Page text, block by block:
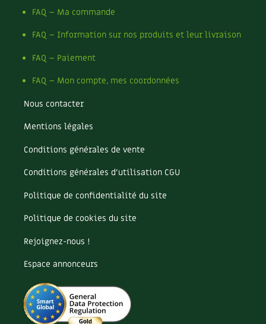
Poireau
Pollinisation
Pollution
Pomme
Potager
Potager en lasagnes
Poules
Prairie fleurie
Purin
Recette
Récup'
Réparation
Reproduction
Restauration
Rocaille
Ronce (ou mûre de jardin)
Roquette
FAQ – Ma commande
FAQ – Information sur nos produits et leur livraison
FAQ – Paiement
FAQ – Mon compte, mes coordonnées
Nous contacter
Mentions légales
Conditions générales de vente
Conditions générales d’utilisation CGU
Politique de confidentialité du site
Politique de cookies du site
Rejoignez-nous !
Espace annonceurs